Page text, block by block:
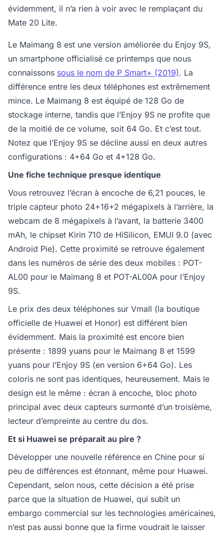
évidemment, il n’a rien à voir avec le remplaçant du
Mate 20 Lite.
Le Maimang 8 est une version améliorée du Enjoy 9S,
un smartphone officialisé ce printemps que nous
connaissons sous le nom de P Smart+ (2019). La
différence entre les deux téléphones est extrêmement
mince. Le Maimang 8 est équipé de 128 Go de
stockage interne, tandis que l’Enjoy 9S ne profite que
de la moitié de ce volume, soit 64 Go. Et c’est tout.
Notez que l’Enjoy 9S se décline aussi en deux autres
configurations : 4+64 Go et 4+128 Go.
Une fiche technique presque identique
Vous retrouvez l’écran à encoche de 6,21 pouces, le
triple capteur photo 24+16+2 mégapixels à l’arrière, la
webcam de 8 mégapixels à l’avant, la batterie 3400
mAh, le chipset Kirin 710 de HiSilicon, EMUI 9.0 (avec
Android Pie). Cette proximité se retrouve également
dans les numéros de série des deux mobiles : POT-
AL00 pour le Maimang 8 et POT-AL00A pour l’Enjoy
9S.
Le prix des deux téléphones sur Vmall (la boutique
officielle de Huawei et Honor) est différent bien
évidemment. Mais la proximité est encore bien
présente : 1899 yuans pour le Maimang 8 et 1599
yuans pour l’Enjoy 9S (en version 6+64 Go). Les
coloris ne sont pas identiques, heureusement. Mais le
design est le même : écran à encoche, bloc photo
principal avec deux capteurs surmonté d’un troisième,
lecteur d’empreinte au centre du dos.
Et si Huawei se préparait au pire ?
Développer une nouvelle référence en Chine pour si
peu de différences est étonnant, même pour Huawei.
Cependant, selon nous, cette décision a été prise
parce que la situation de Huawei, qui subit un
embargo commercial sur les technologies américaines,
n’est pas aussi bonne que la firme voudrait le laisser